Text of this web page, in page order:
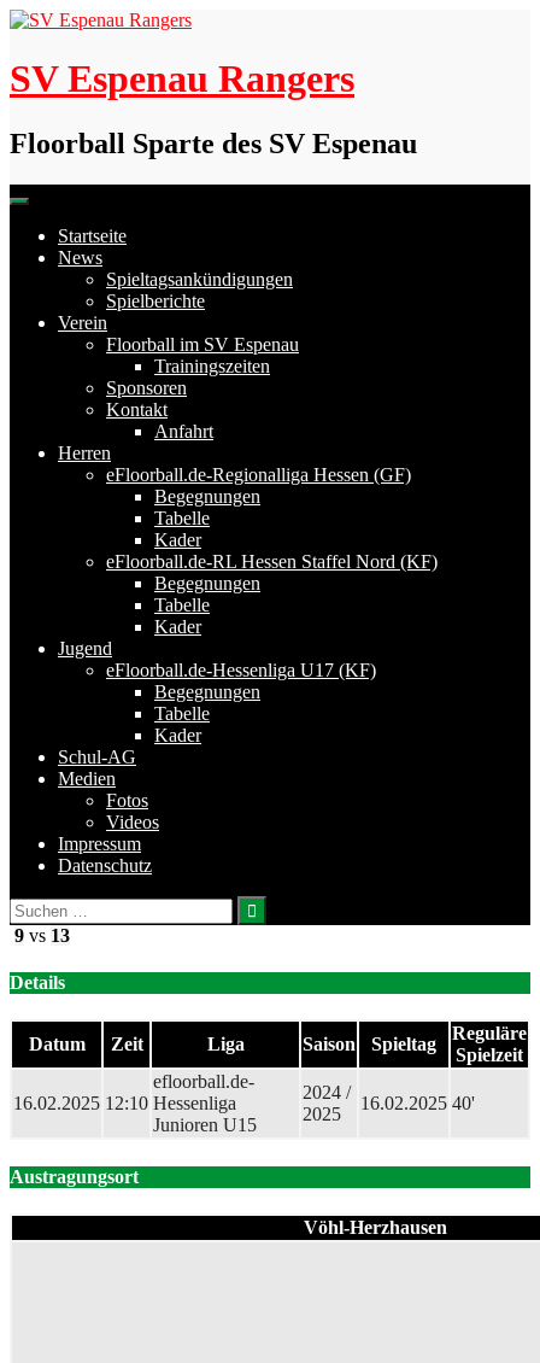
Skip
content
SV Espenau Rangers
Floorball Sparte des SV Espenau
Startseite
News
Spieltagsankündigungen
Spielberichte
Verein
Floorball im SV Espenau
Trainingszeiten
Sponsoren
Kontakt
Anfahrt
Herren
eFloorball.de-Regionalliga Hessen (GF)
Begegnungen
Tabelle
Kader
eFloorball.de-RL Hessen Staffel Nord (KF)
Begegnungen
Tabelle
Kader
Jugend
eFloorball.de-Hessenliga U17 (KF)
Begegnungen
Tabelle
Kader
Schul-AG
Medien
Fotos
Videos
Impressum
Datenschutz
Suchen
nach:
9 vs 13
Details
Datum Zeit Liga Saison Spieltag
Reguläre
Spielzeit
16.02.2025 12:10
efloorball.de-
Hessenliga
Junioren U15
2024 /
2025
16.02.2025 40'
Austragungsort
Vöhl-Herzhausen